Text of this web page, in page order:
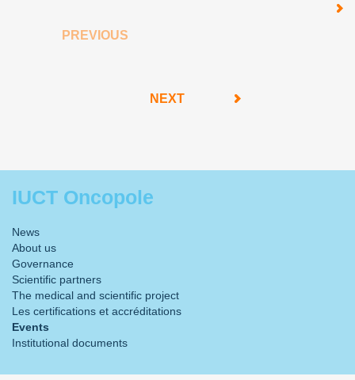
PREVIOUS
NEXT
IUCT Oncopole
News
About us
Governance
Scientific partners
The medical and scientific project
Les certifications et accréditations
Events
Institutional documents